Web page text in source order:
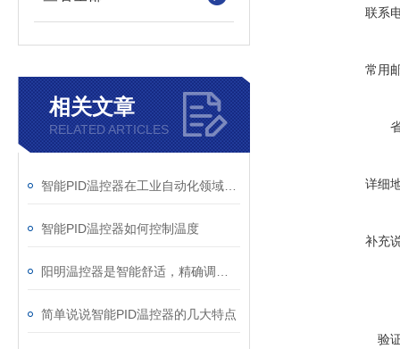
相关文章
RELATED ARTICLES
智能PID温控器如何控制温度
简单说说智能PID温控器的几大特点
联系
常用
详细
补充
验